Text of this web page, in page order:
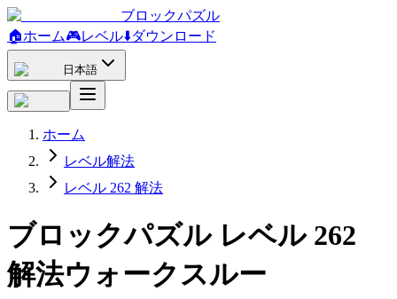
ブロックパズル
🏠ホーム🎮レベル⬇️ダウンロード
日本語
ホーム
レベル解法
レベル 262 解法
ブロックパズル レベル 262
解法ウォークスルー